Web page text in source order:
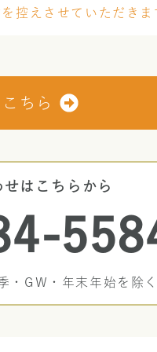
控えさせていただきま
ちら
はこちらから
・GW・年末年始を除